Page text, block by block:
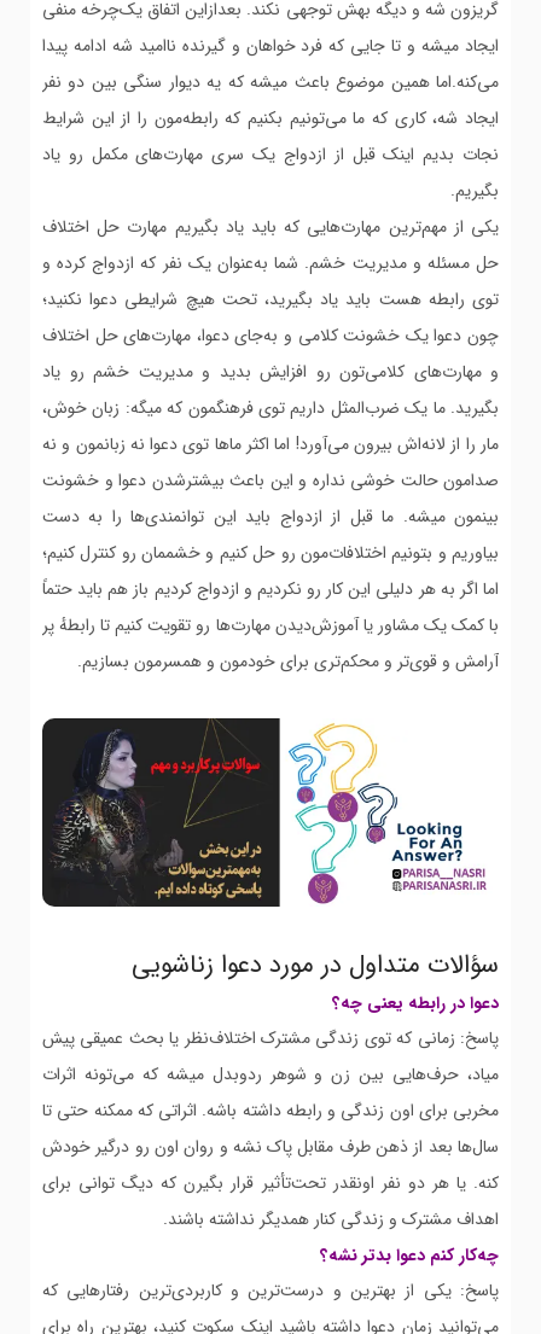
گریزون شه و دیگه بهش توجهی نکند. بعدازاین اتفاق یک‌چرخه منفی
ایجاد میشه و تا جایی که فرد خواهان و گیرنده ناامید شه ادامه پیدا
می‌کنه.اما همین موضوع باعث میشه که یه دیوار سنگی بین دو نفر
ایجاد شه، کاری که ما می‌تونیم بکنیم که رابطه‌مون را از این شرایط
نجات بدیم اینک قبل از ازدواج یک سری مهارت‌های مکمل رو یاد
بگیریم.
یکی از مهم‌ترین مهارت‌هایی که باید یاد بگیریم مهارت حل اختلاف
حل مسئله و مدیریت خشم. شما به‌عنوان یک نفر که ازدواج کرده و
توی رابطه هست باید یاد بگیرید، تحت هیچ شرایطی دعوا نکنید؛
چون دعوا یک خشونت کلامی و به‌جای دعوا، مهارت‌های حل اختلاف
و مهارت‌های کلامی‌تون رو افزایش بدید و مدیریت خشم رو یاد
بگیرید. ما یک ضرب‌المثل داریم توی فرهنگمون که میگه: زبان خوش،
مار را از لانه‌اش بیرون می‌آورد! اما اکثر ماها توی دعوا نه زبانمون و نه
صدامون حالت خوشی نداره و این باعث بیشترشدن دعوا و خشونت
بینمون میشه. ما قبل از ازدواج باید این توانمندی‌ها را به دست
بیاوریم و بتونیم اختلافات‌مون رو حل کنیم و خشممان رو کنترل کنیم؛
اما اگر به هر دلیلی این کار رو نکردیم و ازدواج کردیم باز هم باید حتماً
با کمک یک مشاور یا آموزش‌دیدن مهارت‌ها رو تقویت کنیم تا رابطهٔ پر
آرامش و قوی‌تر و محکم‌تری برای خودمون و همسرمون بسازیم.
سؤالات متداول در مورد دعوا زناشویی
دعوا در رابطه یعنی چه؟
پاسخ: زمانی که توی زندگی مشترک اختلاف‌نظر یا بحث عمیقی پیش
میاد، حرف‌هایی بین زن و شوهر ردوبدل میشه که می‌تونه اثرات
مخربی برای اون زندگی و رابطه داشته باشه. اثراتی که ممکنه حتی تا
سال‌ها بعد از ذهن طرف مقابل پاک نشه و روان اون رو درگیر خودش
کنه. یا هر دو نفر اونقدر تحت‌تأثیر قرار بگیرن که دیگ توانی برای
اهداف مشترک و زندگی کنار همدیگر نداشته باشند.
چه‌کار کنم دعوا بدتر نشه؟
پاسخ: یکی از بهترین و درست‌ترین و کاربردی‌ترین رفتارهایی که
می‌توانید زمان دعوا داشته باشید اینک سکوت کنید، بهترین راه برای